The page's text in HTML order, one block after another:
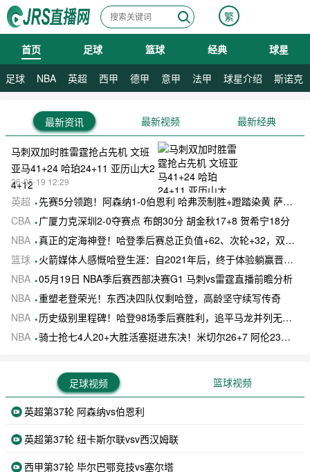
繁
首页 足球 篮球 经典 球星
足球 NBA 英超 西甲 德甲 意甲 法甲 球星介绍 斯诺克
最新资讯 最新视频 最新经典
马刺双加时胜雷霆抢占先机 文班
亚马41+24 哈珀24+11 亚历山大2
4+12
26-05-19 12:29
英超
先赛5分领跑！阿森纳1-0伯恩利 哈弗茨制胜+蹬踏染黄 萨卡献助攻
CBA
广厦力克深圳2-0夺赛点 布朗30分 胡金秋17+8 贺希宁18分
NBA 真正的定海神登！哈登季后赛总正负值+62、次轮+32，双数据领跑骑士全队
篮球
火箭媒体人感慨哈登生涯：自2021年后，终于体验躺赢晋级滋味
NBA 05月19日 NBA季后赛西部决赛G1 马刺vs雷霆直播前瞻分析
NBA 重塑老登荣光！东西决四队仅剩哈登，高龄坚守续写传奇
NBA
历史级别里程碑！哈登98场季后赛胜利，追平马龙并列无冠球员历史第一
NBA 骑士抢七4人20+大胜活塞挺进东决！米切尔26+7 阿伦23分 梅里尔23分 詹金斯17分
足球视频 篮球视频
英超第37轮 阿森纳vs伯恩利
英超第37轮 纽卡斯尔联vsv西汉姆联
西甲第37轮 毕尔巴鄂竞技vs塞尔塔
08月07日 星期五
08月08日 星期六